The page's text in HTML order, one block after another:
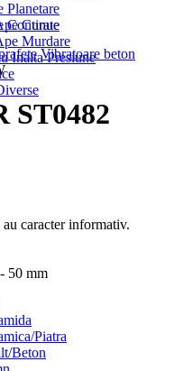
Curate
Murdare
Inalta Presiune
Planetare
Continue
Piatra
Beton
Vibratoare beton
ST0482
caracter informativ.
50 mm